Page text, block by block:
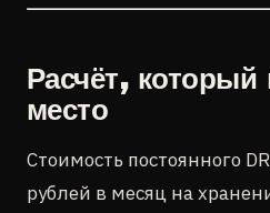
Расчёт, который
место
Стоимость постоянного
рублей в месяц на